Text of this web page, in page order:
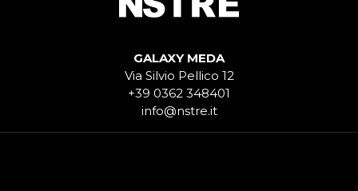
GALAXY MEDA
Via Silvio Pellico 12
+39 0362 348401
info@nstre.it